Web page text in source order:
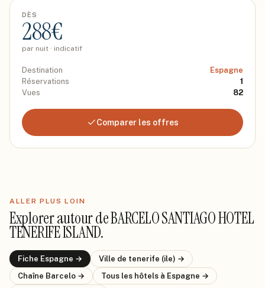
DÈS
288€
par nuit · indicatif
Destination
Espagne
Réservations
1
Vues
82
Comparer les offres
ALLER PLUS LOIN
Explorer autour deBARCELO SANTIAGO HOTEL
TENERIFE ISLAND.
Fiche Espagne → Ville de tenerife (ile) →
Chaîne Barcelo → Tous les hôtels à Espagne →